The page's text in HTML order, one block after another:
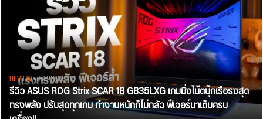
REVIEW• Jul 28, 2026
รีวิว ASUS ROG Strix SCAR 18 G835LXG เกมมิ่งโน้ตบุ๊กเรือธงสุด
ทรงพลัง ปรับสุดทุกเกม ทำงานหนักก็ไม่กลัว ฟีเจอร์มาเต็มครบ